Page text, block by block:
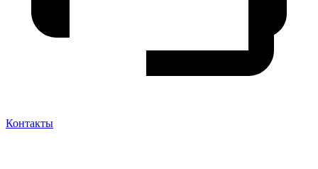
Контакты